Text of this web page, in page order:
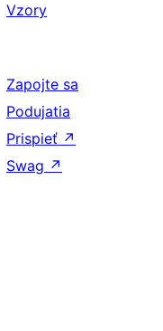
Vzory
Zapojte sa
Podujatia
Prispieť ↗
Swag ↗